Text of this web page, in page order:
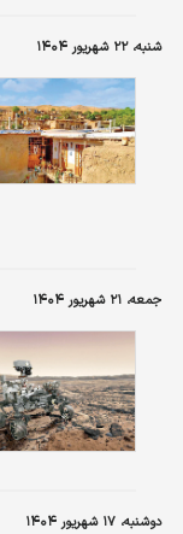
شنبه، ۲۲ شهریور ۱۴۰۴
جمعه، ۲۱ شهریور ۱۴۰۴
دوشنبه، ۱۷ شهریور ۱۴۰۴